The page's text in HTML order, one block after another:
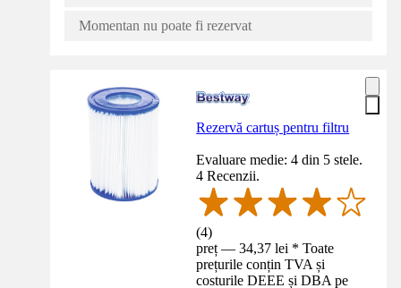
Momentan nu poate fi rezervat
Rezervă cartuș pentru filtru
Evaluare medie: 4 din 5 stele.
4 Recenzii.
(4)
preț — 34,37 lei * Toate
prețurile conțin TVA și
costurile DEEE și DBA pe